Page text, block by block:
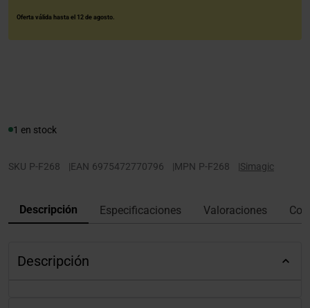
Oferta válida hasta el 12 de agosto.
1 en stock
SKU P-F268 |EAN 6975472770796 |MPN P-F268 |Simagic
Descripción Especificaciones Valoraciones
Descripción